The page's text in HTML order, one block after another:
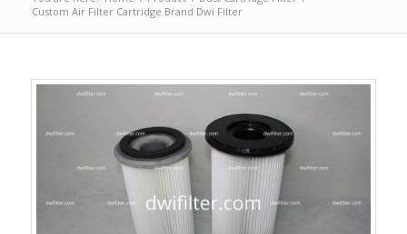
Custom Air Filter Cartridge Brand Dwi Filter